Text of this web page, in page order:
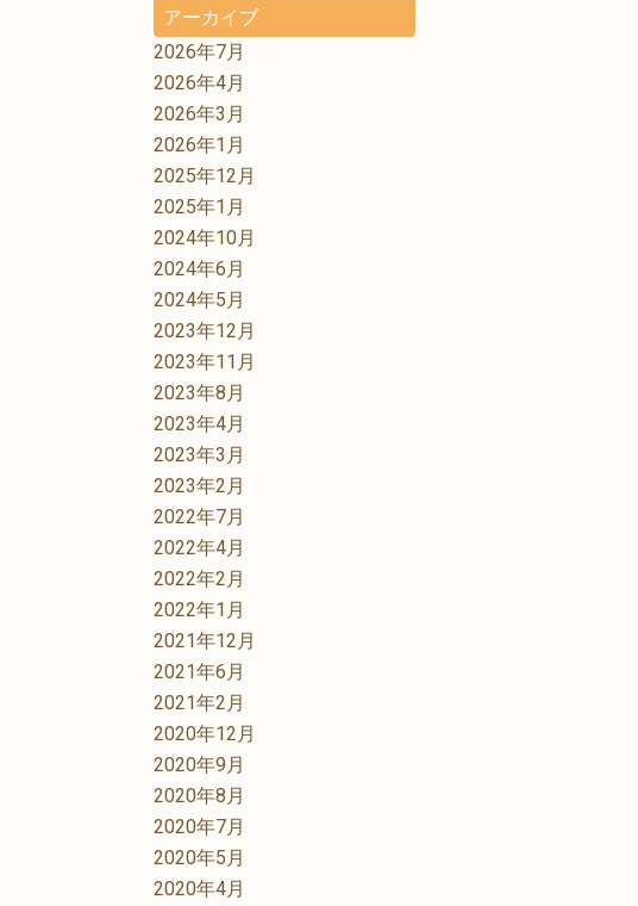
アーカイブ
2026年7月
2026年4月
2026年3月
2026年1月
2025年12月
2025年1月
2024年10月
2024年6月
2024年5月
2023年12月
2023年11月
2023年8月
2023年4月
2023年3月
2023年2月
2022年7月
2022年4月
2022年2月
2022年1月
2021年12月
2021年6月
2021年2月
2020年12月
2020年9月
2020年8月
2020年7月
2020年5月
2020年4月